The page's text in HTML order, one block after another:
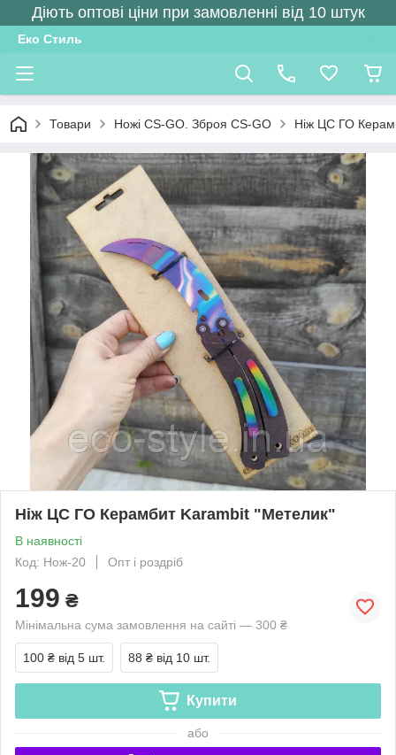
Діють оптові ціни при замовленні від 10 штук
Еко Стиль
Товари Ножі CS-GO. Зброя CS-GO Ніж ЦС ГО
Ніж ЦС ГО Керамбит Karambit "Метелик"
В наявності
Код: Нож-20
Опт і роздріб
199 ₴
Мінімальна сума замовлення на сайті — 300 ₴
100 ₴ від 5 шт. 88 ₴ від 10 шт.
Купити
або